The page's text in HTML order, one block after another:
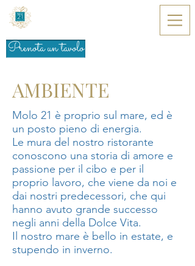
Prenota un tavolo
AMBIENTE
Molo 21 è proprio sul mare, ed è
un posto pieno di energia.
Le mura del nostro ristorante
conoscono una storia di amore e
passione per il cibo e per il
proprio lavoro, che viene da noi e
dai nostri predecessori, che qui
hanno avuto grande successo
negli anni della Dolce Vita.
Il nostro mare è bello in estate, e
stupendo in inverno.